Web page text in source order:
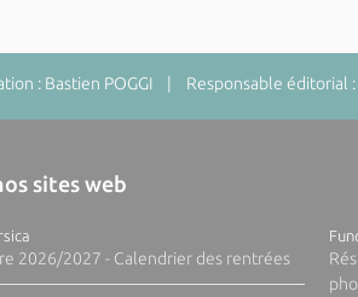
: Bastien POGGI | Responsable éditorial :
sites web
2026/2027 - Calendrier des rentrées